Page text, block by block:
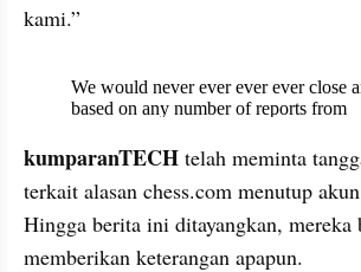
kami.”
X post
kumparanTECH telah meminta
terkait alasan chess.com menutup
Hingga berita ini ditayangkan, mereka
memberikan keterangan apapun.